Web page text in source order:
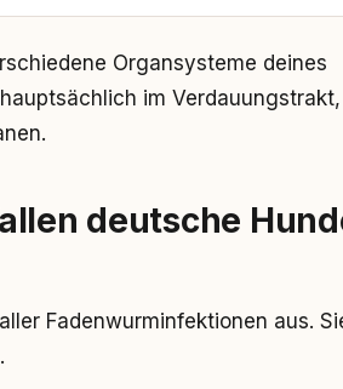
Organsysteme deines
im Verdauungstrakt,
deutsche
Fadenwurminfektionen aus.